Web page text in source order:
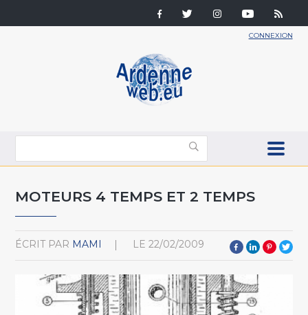
CONNEXION
MOTEURS 4 TEMPS ET 2 TEMPS
ÉCRIT PAR MAMI LE 22/02/2009